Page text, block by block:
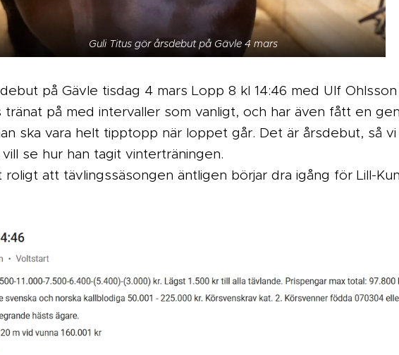
Guli Titus gör årsdebut på Gävle 4 mars
på Gävle tisdag 4 mars Lopp 8 kl 14:46 med Ulf Ohlsson
tränat på med intervaller som vanligt, och har även fått en
ska vara helt tipptopp när loppet går. Det är årsdebut, så vi
se hur han tagit vinterträningen.
roligt att tävlingssäsongen äntligen börjar dra igång för Lill-